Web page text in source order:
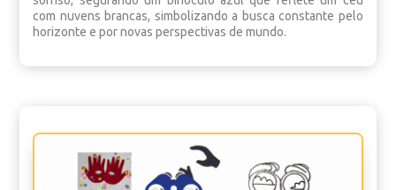
com nuvens brancas, simbolizando a busca constante pelo
horizonte e por novas perspectivas de mundo.